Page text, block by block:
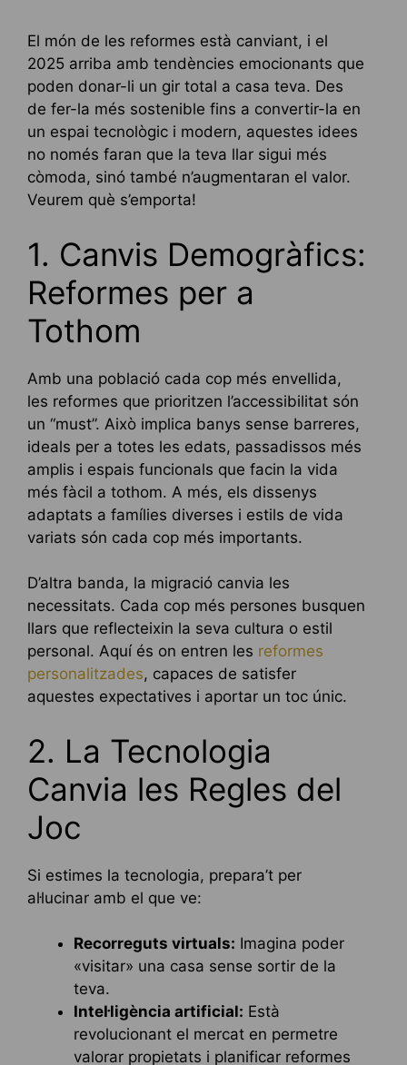
El món de les reformes està canviant, i el
2025 arriba amb tendències emocionants que
poden donar-li un gir total a casa teva. Des
de fer-la més sostenible fins a convertir-la en
un espai tecnològic i modern, aquestes idees
no només faran que la teva llar sigui més
còmoda, sinó també n’augmentaran el valor.
Veurem què s’emporta!
1. Canvis Demogràfics:
Reformes per a
Tothom
Amb una població cada cop més envellida,
les reformes que prioritzen l’accessibilitat són
un “must”. Això implica banys sense barreres,
ideals per a totes les edats, passadissos més
amplis i espais funcionals que facin la vida
més fàcil a tothom. A més, els dissenys
adaptats a famílies diverses i estils de vida
variats són cada cop més importants.
D’altra banda, la migració canvia les
necessitats. Cada cop més persones busquen
llars que reflecteixin la seva cultura o estil
personal. Aquí és on entren les reformes
personalitzades, capaces de satisfer
aquestes expectatives i aportar un toc únic.
2. La Tecnologia
Canvia les Regles del
Joc
Si estimes la tecnologia, prepara’t per
al·lucinar amb el que ve:
Recorreguts virtuals: Imagina poder
«visitar» una casa sense sortir de la
teva.
Intel·ligència artificial: Està
revolucionant el mercat en permetre
valorar propietats i planificar reformes